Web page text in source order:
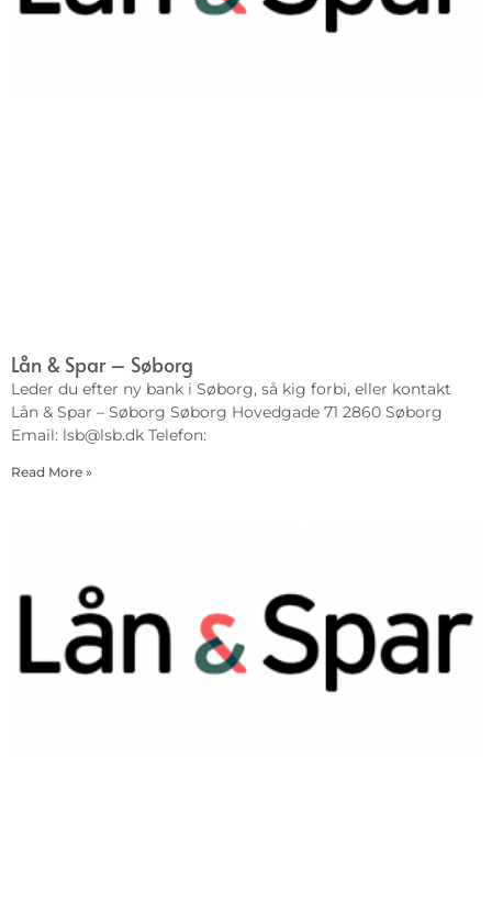
Lån & Spar – Søborg
Leder du efter ny bank i Søborg, så kig forbi, eller kontakt
Lån & Spar – Søborg Søborg Hovedgade 71 2860 Søborg
Email: lsb@lsb.dk Telefon:
Read More »